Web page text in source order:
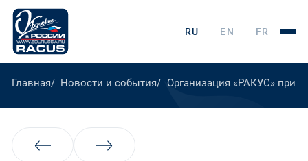
RU EN FR
Главная Новости и события Организация «РАКУС»